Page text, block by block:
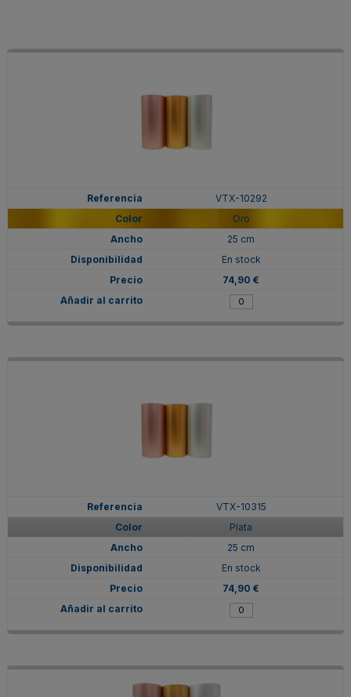
VTX-10292
Oro
25 cm
En stock
74,90 €
VTX-10315
Plata
25 cm
En stock
74,90 €